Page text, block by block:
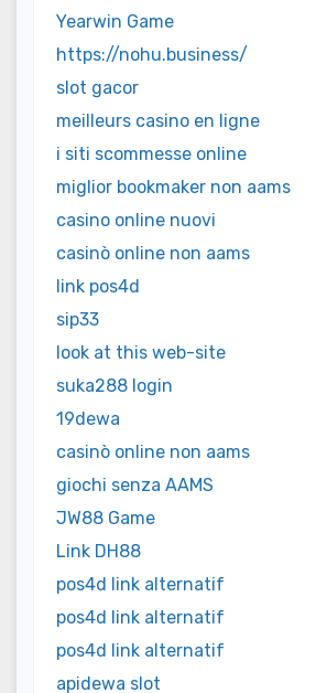
Yearwin Game
https://nohu.business/
slot gacor
meilleurs casino en ligne
i siti scommesse online
miglior bookmaker non aams
casino online nuovi
casinò online non aams
link pos4d
sip33
look at this web-site
suka288 login
19dewa
casinò online non aams
giochi senza AAMS
JW88 Game
Link DH88
pos4d link alternatif
pos4d link alternatif
pos4d link alternatif
apidewa slot